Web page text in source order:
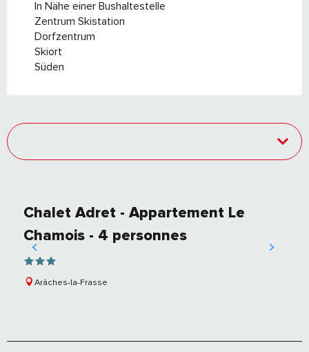
In Nähe einer Bushaltestelle
Zentrum Skistation
Dorfzentrum
Skiort
Süden
Chalet Adret - Appartement Le
Chamois - 4 personnes
Arâches-la-Frasse